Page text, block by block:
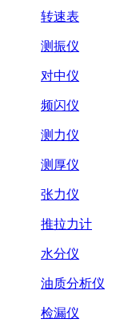
转速表
测振仪
对中仪
频闪仪
测力仪
测厚仪
张力仪
推拉力计
水分仪
油质分析仪
检漏仪